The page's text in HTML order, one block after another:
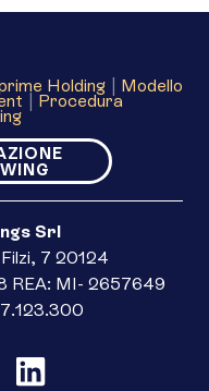
Holding| Modello
| Procedura
Srl
7 20124
REA: MI- 2657649